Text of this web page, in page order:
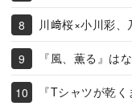
川﨑桜×小川彩
『風、薫る』は
『Tシャツが乾